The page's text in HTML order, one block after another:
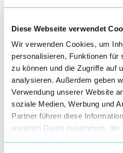
Diese Webseite verwendet
Wir verwenden Cookies, um
personalisieren, Funktionen für
zu können und die Zugriffe auf
analysieren. Außerdem geben
Verwendung unserer Website
soziale Medien, Werbung und
Partner führen diese
weiteren Daten zusammen, die